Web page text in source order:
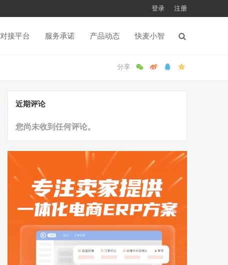
登录 注册
对接平台 服务承诺 产品动态 快麦小智
近期评论
您尚未收到任何评论。